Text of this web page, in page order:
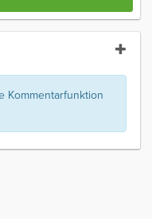
Kommentarfunktion